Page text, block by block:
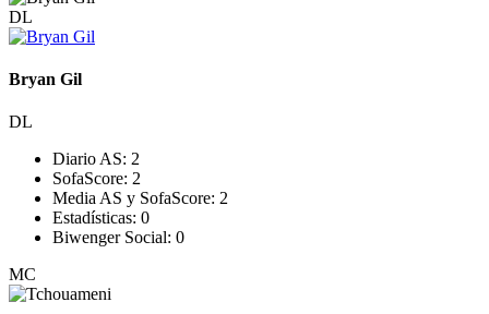
DL
Bryan Gil
DL
Diario AS: 2
SofaScore: 2
Media AS y SofaScore: 2
Estadísticas: 0
Biwenger Social: 0
MC